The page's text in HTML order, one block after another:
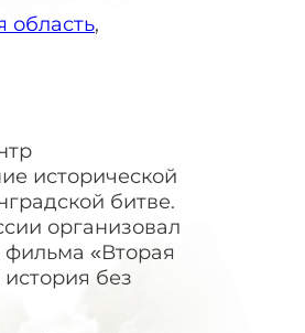
область,
исторической
битве.
организовал
фильма «Вторая
без